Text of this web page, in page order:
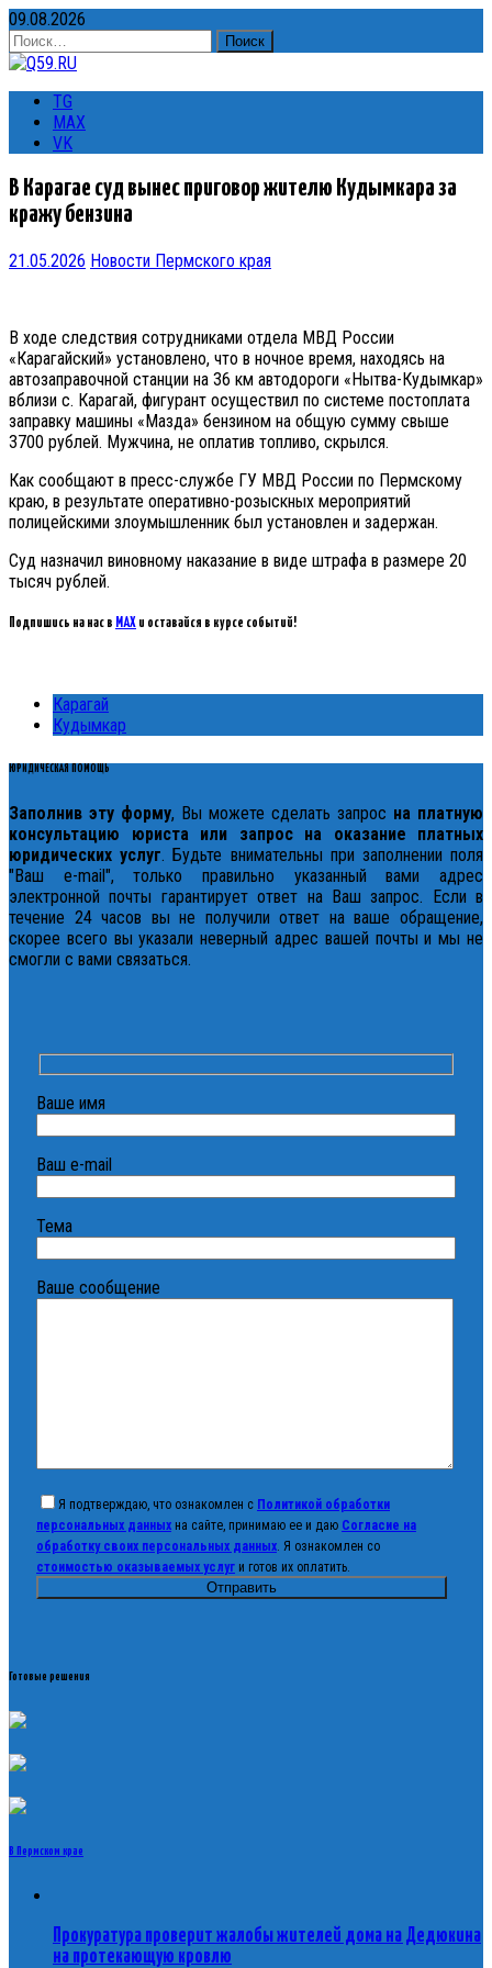
09.08.2026
Найти:
TG
MAX
VK
В Карагае суд вынес приговор жителю Кудымкара за
кражу бензина
21.05.2026 Новости Пермского края
В ходе следствия сотрудниками отдела МВД России
«Карагайский» установлено, что в ночное время, находясь на
автозаправочной станции на 36 км автодороги «Нытва-Кудымкар»
вблизи с. Карагай, фигурант осуществил по системе постоплата
заправку машины «Мазда» бензином на общую сумму свыше
3700 рублей. Мужчина, не оплатив топливо, скрылся.
Как сообщают в пресс-службе ГУ МВД России по Пермскому
краю, в результате оперативно-розыскных мероприятий
полицейскими злоумышленник был установлен и задержан.
Суд назначил виновному наказание в виде штрафа в размере 20
тысяч рублей.
Подпишись на нас в MAX и оставайся в курсе событий!
Карагай
Кудымкар
ЮРИДИЧЕСКАЯ ПОМОЩЬ
Заполнив эту форму, Вы можете сделать запрос на платную
консультацию юриста или запрос на оказание платных
юридических услуг. Будьте внимательны при заполнении поля
"Ваш e-mail", только правильно указанный вами адрес
электронной почты гарантирует ответ на Ваш запрос. Если в
течение 24 часов вы не получили ответ на ваше обращение,
скорее всего вы указали неверный адрес вашей почты и мы не
смогли с вами связаться.
Ваше имя
Ваш e-mail
Тема
Ваше сообщение
Я подтверждаю, что ознакомлен с Политикой обработки
персональных данных на сайте, принимаю ее и даю Согласие на
обработку своих персональных данных . Я ознакомлен со
стоимостью оказываемых услуг и готов их оплатить.
Готовые решения
В Пермском крае
Прокуратура проверит жалобы жителей дома на Дедюкина
на протекающую кровлю